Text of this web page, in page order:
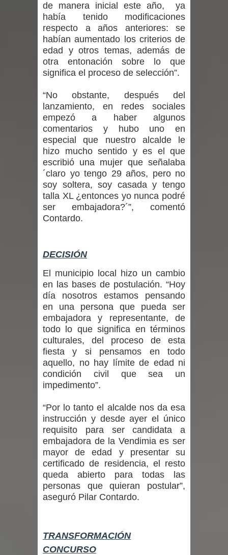
vacunarse
Mario Meza endurece críticas contra
ministra de Salud por dejar fuera a
Linares: “No dará la cara”
Seremi de Desarrollo Social y Familia
mantiene despliegue para apoyar a
niños y adolescentes durante la
Del anime al K-pop: especialistas U.
de Chile analizan el creciente interés
por las culturas japonesa y coreana
denuncias por viviendas sociales en
Talca
Diputado Jorge Guzmán rechaza
proyecto de interconexión eléctrica
en la alta cordillera del Maule por su
INDAP entregó $189 millones en
incentivos a usuarios de PRODESAL
de la provincia de Linares
Municipalidad de Curicó apuesta a la
innovación en tecnología educativa
de manera inicial este año, ya
había tenido modificaciones
respecto a años anteriores: se
habían aumentado los criterios de
edad y otros temas, además de
otra entonación sobre lo que
significa el proceso de selección”.
“No obstante, después del
lanzamiento, en redes sociales
empezó a haber algunos
comentarios y hubo uno en
especial que nuestro alcalde le
hizo mucho sentido y es el que
escribió una mujer que señalaba
´claro yo tengo 29 años, pero no
soy soltera, soy casada y tengo
talla XL ¿entonces yo nunca podré
ser embajadora?´”, comentó
Contardo.
DECISIÓN
El municipio local hizo un cambio
en las bases de postulación. “Hoy
día nosotros estamos pensando
en una persona que pueda ser
embajadora y representante, de
todo lo que significa en términos
culturales, del proceso de esta
fiesta y si pensamos en todo
aquello, no hay límite de edad ni
condición civil que sea un
impedimento”.
“Por lo tanto el alcalde nos da esa
instrucción y desde ayer el único
requisito para ser candidata a
embajadora de la Vendimia es ser
mayor de edad y presentar su
certificado de residencia, el resto
queda abierto para todas las
personas que quieran postular”,
aseguró Pilar Contardo.
TRANSFORMACIÓN
CONCURSO